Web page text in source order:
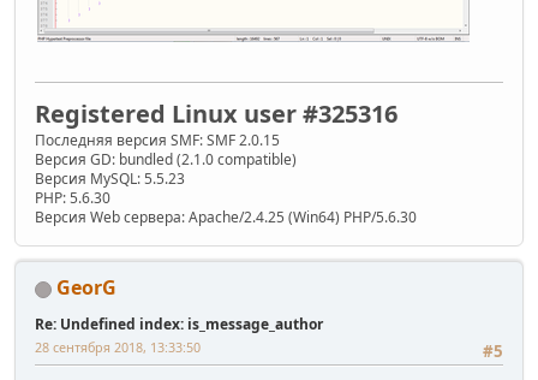
Registered Linux user #325316
Последняя версия SMF: SMF 2.0.15
Версия GD: bundled (2.1.0 compatible)
Версия MySQL: 5.5.23
PHP: 5.6.30
Версия Web сервера: Apache/2.4.25 (Win64) PHP/5.6.30
GeorG
Re: Undefined index: is_message_author
#5
28 сентября 2018, 13:33:50